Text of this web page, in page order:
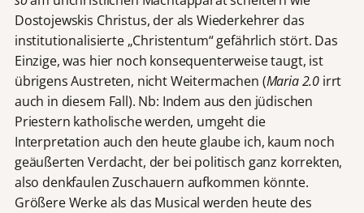
Dostojewskis Christus, der als Wiederkehrer das
institutionalisierte „Christentum“ gefährlich stört. Das
Einzige, was hier noch konsequenterweise taugt, ist
übrigens Austreten, nicht Weitermachen (Maria 2.0 irrt
auch in diesem Fall). Nb: Indem aus den jüdischen
Priestern katholische werden, umgeht die
Interpretation auch den heute glaube ich, kaum noch
geäußerten Verdacht, der bei politisch ganz korrekten,
also denkfaulen Zuschauern aufkommen könnte.
Größere Werke als das Musical werden heute des